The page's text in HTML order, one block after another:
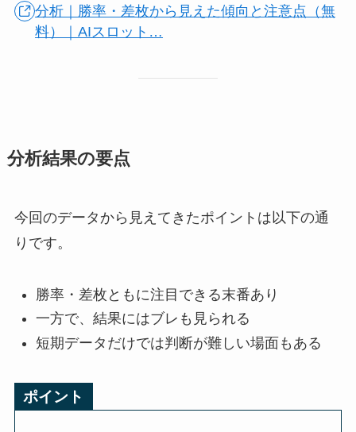
分析｜勝率・差枚から見えた傾向と注意点（無
料）｜AIスロット…
分析結果の要点
今回のデータから見えてきたポイントは以下の通
りです。
勝率・差枚ともに注目できる末番あり
一方で、結果にはブレも見られる
短期データだけでは判断が難しい場面もある
ポイント